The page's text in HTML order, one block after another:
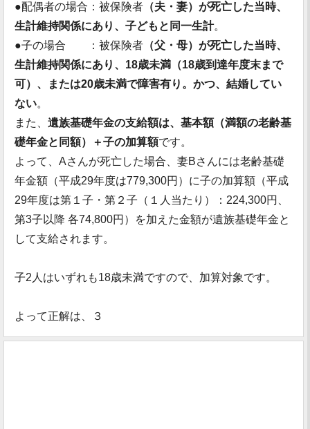
●配偶者の場合：被保険者 （夫・妻）が死亡した当時、
生計維持関係にあり、子どもと同一生計。
●子の場合 ：被保険者 （父・母）が死亡した当時、
生計維持関係にあり、18歳未満（18歳到達年度末まで
可）、または20歳未満で障害有り。かつ、結婚してい
ない。
また、 遺族基礎年金の支給額は、基本額（満額の老齢基
礎年金と同額）＋子の加算額です。
よって、Aさんが死亡した場合、妻Bさんには老齢基礎
年金額（平成29年度は779,300円）に子の加算額（平成
29年度は第１子・第２子（１人当たり）：224,300円、
第3子以降 各74,800円）を加えた金額が遺族基礎年金と
して支給されます。
子2人はいずれも18歳未満ですので、加算対象です。
よって正解は、３